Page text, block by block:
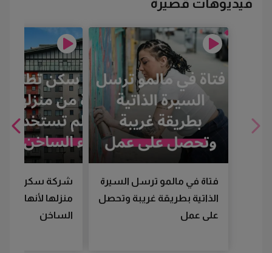
فيديوهات قصيرة
فتاة في مالمو ترسل السيرة
الذاتية بطريقة غريبة وتحصل
على عمل
شركة سكن
منزلها لأنها لم
الساخن